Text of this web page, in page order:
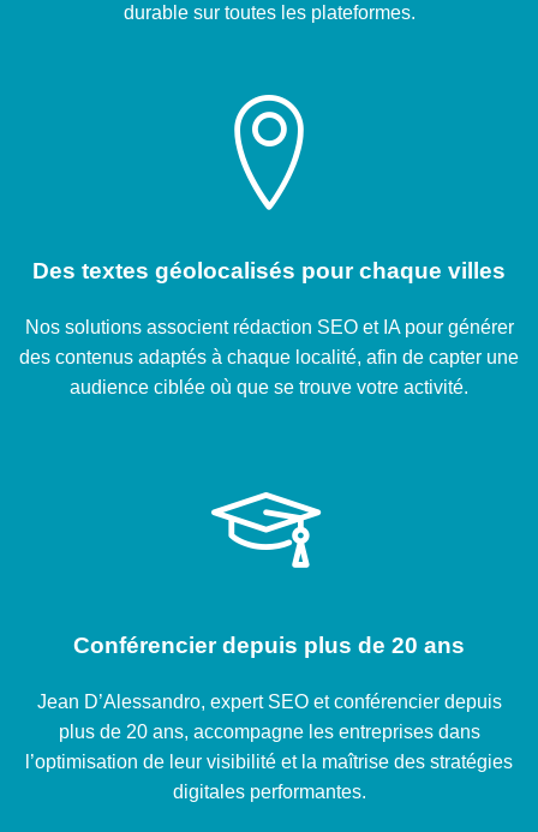
durable sur toutes les plateformes.
Des textes géolocalisés pour chaque villes
Nos solutions associent rédaction SEO et IA pour générer
des contenus adaptés à chaque localité, afin de capter une
audience ciblée où que se trouve votre activité.
Conférencier depuis plus de 20 ans
Jean D’Alessandro, expert SEO et conférencier depuis
plus de 20 ans, accompagne les entreprises dans
l’optimisation de leur visibilité et la maîtrise des stratégies
digitales performantes.